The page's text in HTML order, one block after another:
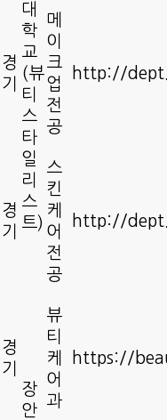
대
학
교
(뷰
티
스
타
일
리
스
트)
경
기
메
이
크
업
전
공
http://
경
기
스
킨
케
어
전
공
http://
경
기
장
안
뷰
티
케
어
과
https://